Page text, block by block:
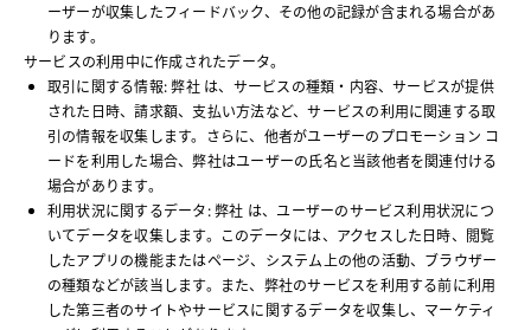
ーザーが収集したフィードバック、その他の記録が含まれる場合があ
ります。
サービスの利用中に作成されたデータ。
取引に関する情報: 弊社 は、サービスの種類・内容、サービスが提供
された日時、請求額、支払い方法など、サービスの利用に関連する取
引の情報を収集します。さらに、他者がユーザーのプロモーション コ
ードを利用した場合、弊社はユーザーの氏名と当該他者を関連付ける
場合があります。
利用状況に関するデータ: 弊社 は、ユーザーのサービス利用状況につ
いてデータを収集します。このデータには、アクセスした日時、閲覧
したアプリの機能またはページ、システム上の他の活動、ブラウザー
の種類などが該当します。また、弊社のサービスを利用する前に利用
した第三者のサイトやサービスに関するデータを収集し、マーケティ